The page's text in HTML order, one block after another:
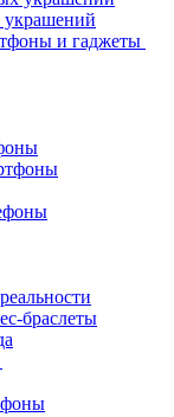
и гаджеты
браслеты